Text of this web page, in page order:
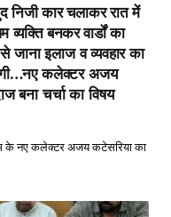
निजी कार चलाकर रात में
बनकर वार्डों का
जाना इलाज व व्यवहार का
कलेक्टर अजय
बना चर्चा का विषय
के नए कलेक्टर अजय कटेसरिया का